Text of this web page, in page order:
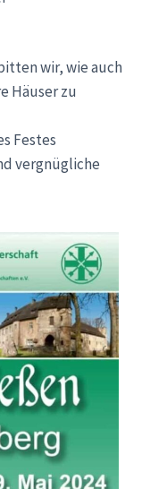
wir, wie auch
Häuser zu
Festes
vergnügliche